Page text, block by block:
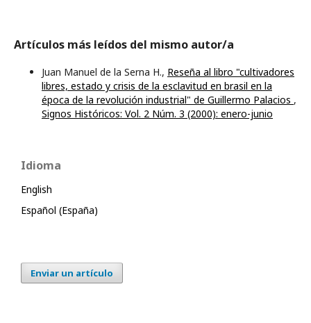
Artículos más leídos del mismo autor/a
Juan Manuel de la Serna H., Reseña al libro "cultivadores
libres, estado y crisis de la esclavitud en brasil en la
época de la revolución industrial" de Guillermo Palacios ,
Signos Históricos: Vol. 2 Núm. 3 (2000): enero-junio
Idioma
English
Español (España)
Enviar un artículo